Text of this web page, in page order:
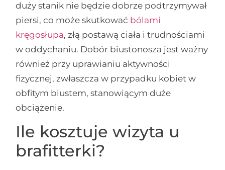
duży stanik nie będzie dobrze podtrzymywał
piersi, co może skutkować bólami
kręgosłupa, złą postawą ciała i trudnościami
w oddychaniu. Dobór biustonosza jest ważny
również przy uprawianiu aktywności
fizycznej, zwłaszcza w przypadku kobiet w
obfitym biustem, stanowiącym duże
obciążenie.
Ile kosztuje wizyta u
brafitterki?